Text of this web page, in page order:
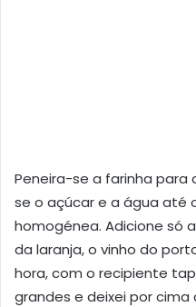
Peneira-se a farinha
se o açúcar e a água até
homogénea. Adicione só
da laranja, o vinho do
hora, com o recipiente
grandes e deixei por cima